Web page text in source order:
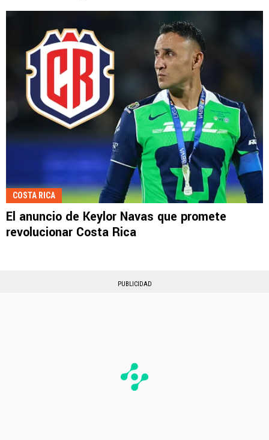
COSTA RICA
El anuncio de Keylor Navas que promete
revolucionar Costa Rica
PUBLICIDAD